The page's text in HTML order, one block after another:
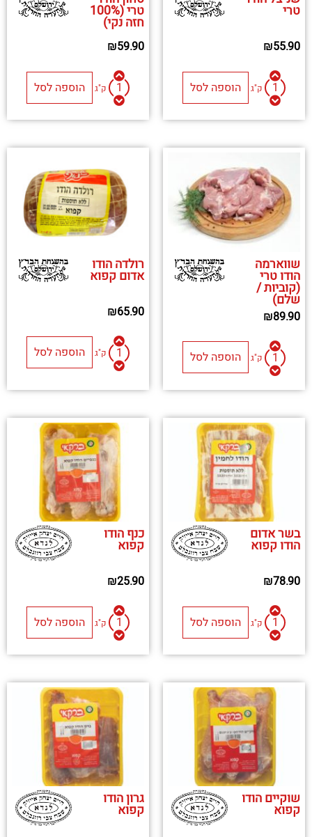
טרי
₪55.90
ק"ג הוספה לסל
טרי (100%
חזה נקי)
₪59.90
ק"ג הוספה לסל
שווארמה
הודו טרי
(קוביות /
שלם)
₪89.90
ק"ג הוספה לסל
רולדה הודו
אדום קפוא
₪65.90
ק"ג הוספה לסל
בשר אדום
הודו קפוא
₪78.90
ק"ג הוספה לסל
כנף הודו
קפוא
₪25.90
ק"ג הוספה לסל
שוקיים הודו
קפוא
גרון הודו
קפוא